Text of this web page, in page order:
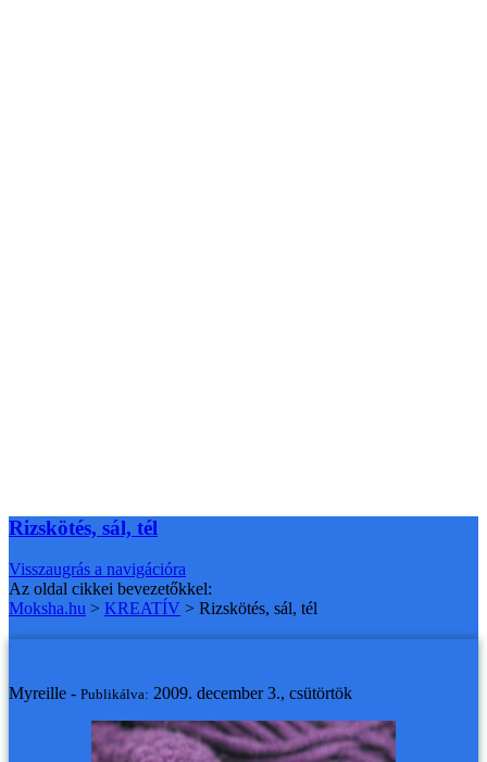
Rizskötés, sál, tél
Visszaugrás a navigációra
Az oldal cikkei bevezetőkkel:
Moksha.hu > KREATÍV > Rizskötés, sál, tél
Myreille - Publikálva: 2009. december 3., csütörtök